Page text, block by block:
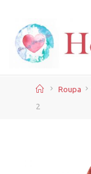
content
HomeRoupa
2